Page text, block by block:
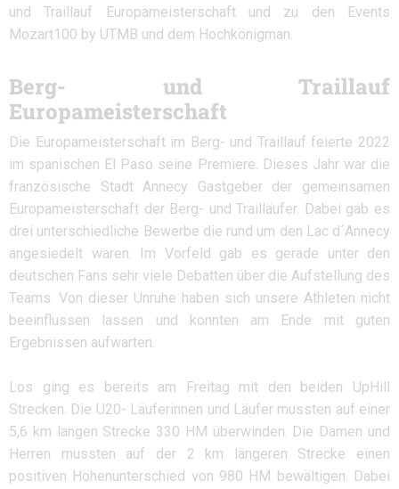
und Traillauf Europameisterschaft und zu den Events
Mozart100 by UTMB und dem Hochkönigman.
Berg- und Traillauf
Europameisterschaft
Die Europameisterschaft im Berg- und Traillauf feierte 2022
im spanischen El Paso seine Premiere. Dieses Jahr war die
französische Stadt Annecy Gastgeber der gemeinsamen
Europameisterschaft der Berg- und Trailläufer. Dabei gab es
drei unterschiedliche Bewerbe die rund um den Lac d´Annecy
angesiedelt waren. Im Vorfeld gab es gerade unter den
deutschen Fans sehr viele Debatten über die Aufstellung des
Teams. Von dieser Unruhe haben sich unsere Athleten nicht
beeinflussen lassen und konnten am Ende mit guten
Ergebnissen aufwarten.
Los ging es bereits am Freitag mit den beiden UpHill
Strecken. Die U20- Läuferinnen und Läufer mussten auf einer
5,6 km langen Strecke 330 HM überwinden. Die Damen und
Herren mussten auf der 2 km längeren Strecke einen
positiven Höhenunterschied von 980 HM bewältigen. Dabei